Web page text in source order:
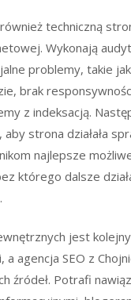
techniczną
Wykonają
problemy, takie
brak
z indeksacją.
strona działała
najlepsze
którego dalsze
jest
agencja SEO z
źródeł. Potrafi